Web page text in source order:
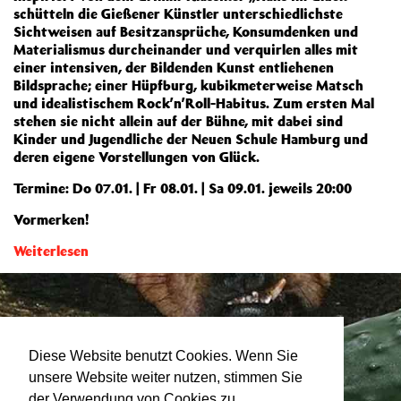
Diese Website benutzt Cookies. Wenn Sie
unsere Website weiter nutzen, stimmen Sie
schütteln die Gießener Künstler unterschiedlichste
Sichtweisen auf Besitzansprüche, Konsumdenken und
Materialismus durcheinander und verquirlen alles mit
einer intensiven, der Bildenden Kunst entliehenen
Bildsprache; einer Hüpfburg, kubikmeterweise Matsch
und idealistischem Rock’n’Roll-Habitus. Zum ersten Mal
stehen sie nicht allein auf der Bühne, mit dabei sind
Kinder und Jugendliche der Neuen Schule Hamburg und
deren eigene Vorstellungen von Glück.
Termine: Do 07.01. | Fr 08.01. | Sa 09.01. jeweils 20:00
Vormerken!
Weiterlesen